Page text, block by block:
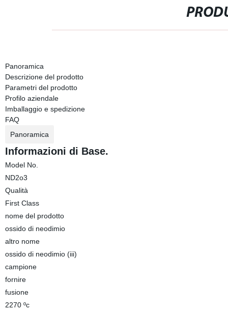
Panoramica
Descrizione del prodotto
Parametri del prodotto
Profilo aziendale
Imballaggio e spedizione
FAQ
Panoramica
Informazioni di Base.
Model No.
ND2o3
Qualità
First Class
nome del prodotto
ossido di neodimio
altro nome
ossido di neodimio (iii)
campione
fornire
fusione
2270 ºc